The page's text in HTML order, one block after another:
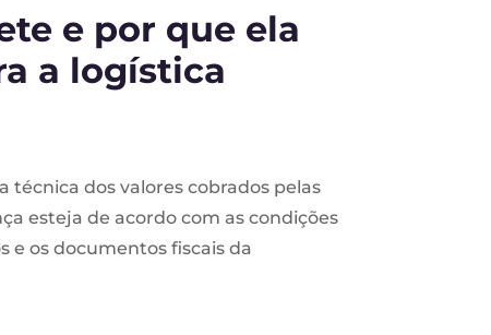
e por que ela
a logística
técnica dos valores cobrados pelas
esteja de acordo com as condições
e os documentos fiscais da